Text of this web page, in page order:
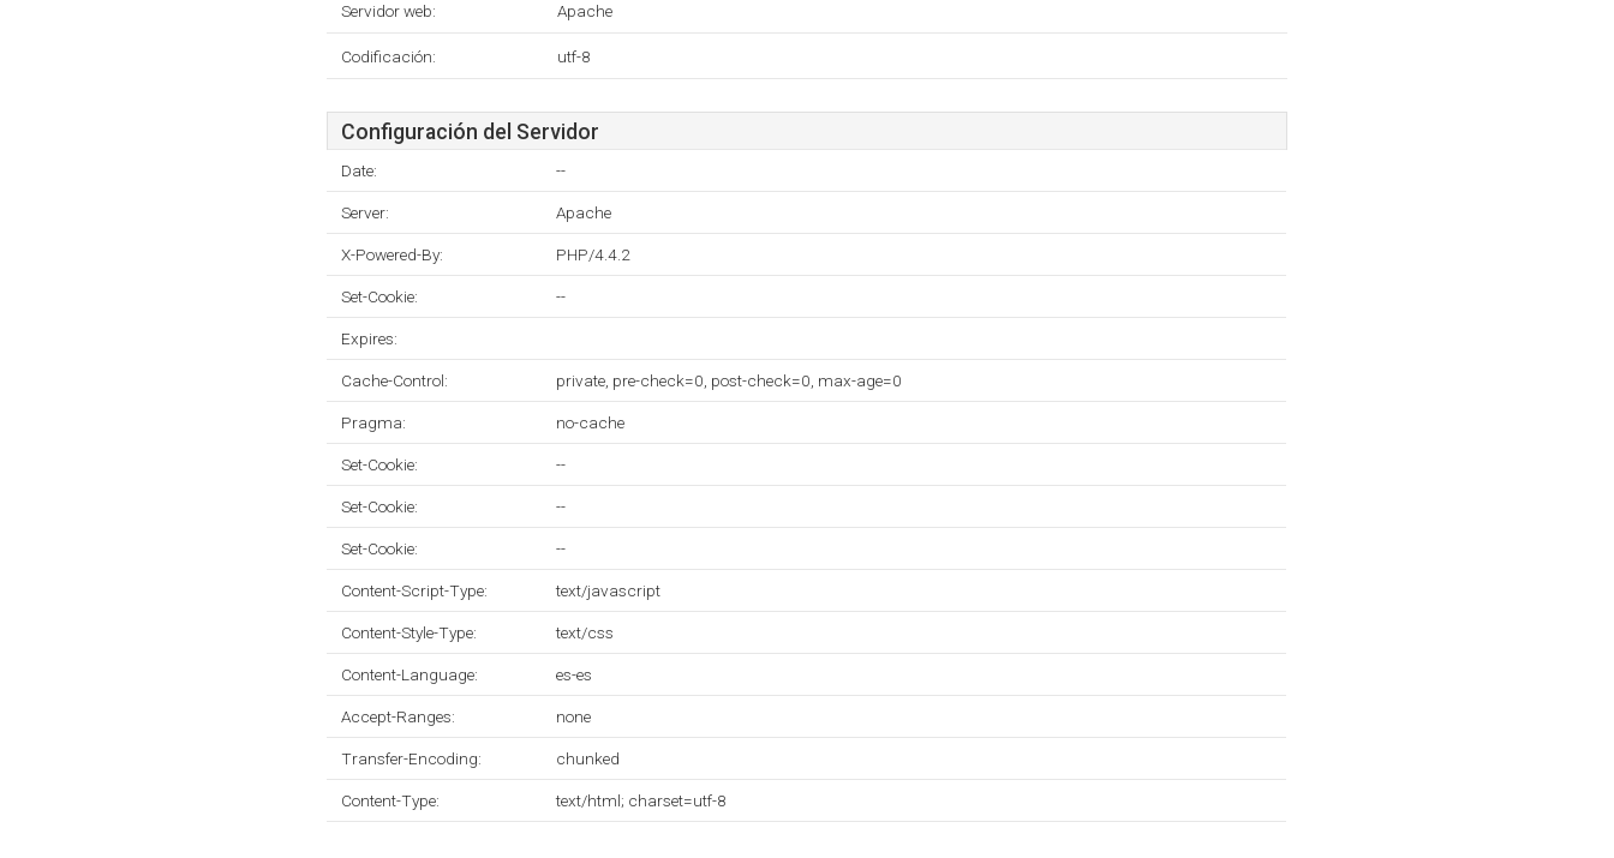
Servidor web: Apache
Codificación: utf-8
Configuración del Servidor
Date: --
Server: Apache
X-Powered-By: PHP/4.4.2
Set-Cookie: --
Expires:
Cache-Control: private, pre-check=0, post-check=0, max-age=0
Pragma: no-cache
Set-Cookie: --
Set-Cookie: --
Set-Cookie: --
Content-Script-Type: text/javascript
Content-Style-Type: text/css
Content-Language: es-es
Accept-Ranges: none
Transfer-Encoding: chunked
Content-Type: text/html; charset=utf-8